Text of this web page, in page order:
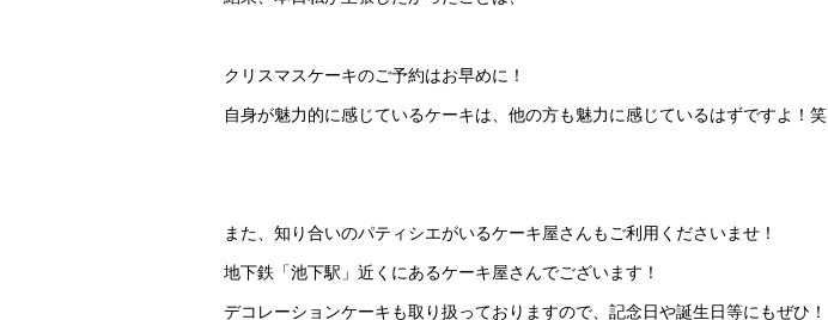
クリスマスケーキのご予約はお早めに！
自身が魅力的に感じているケーキは、他の方も魅力に感じているはずですよ！笑
また、知り合いのパティシエがいるケーキ屋さんもご利用くださいませ！
地下鉄「池下駅」近くにあるケーキ屋さんでございます！
デコレーションケーキも取り扱っておりますので、記念日や誕生日等にもぜひ！